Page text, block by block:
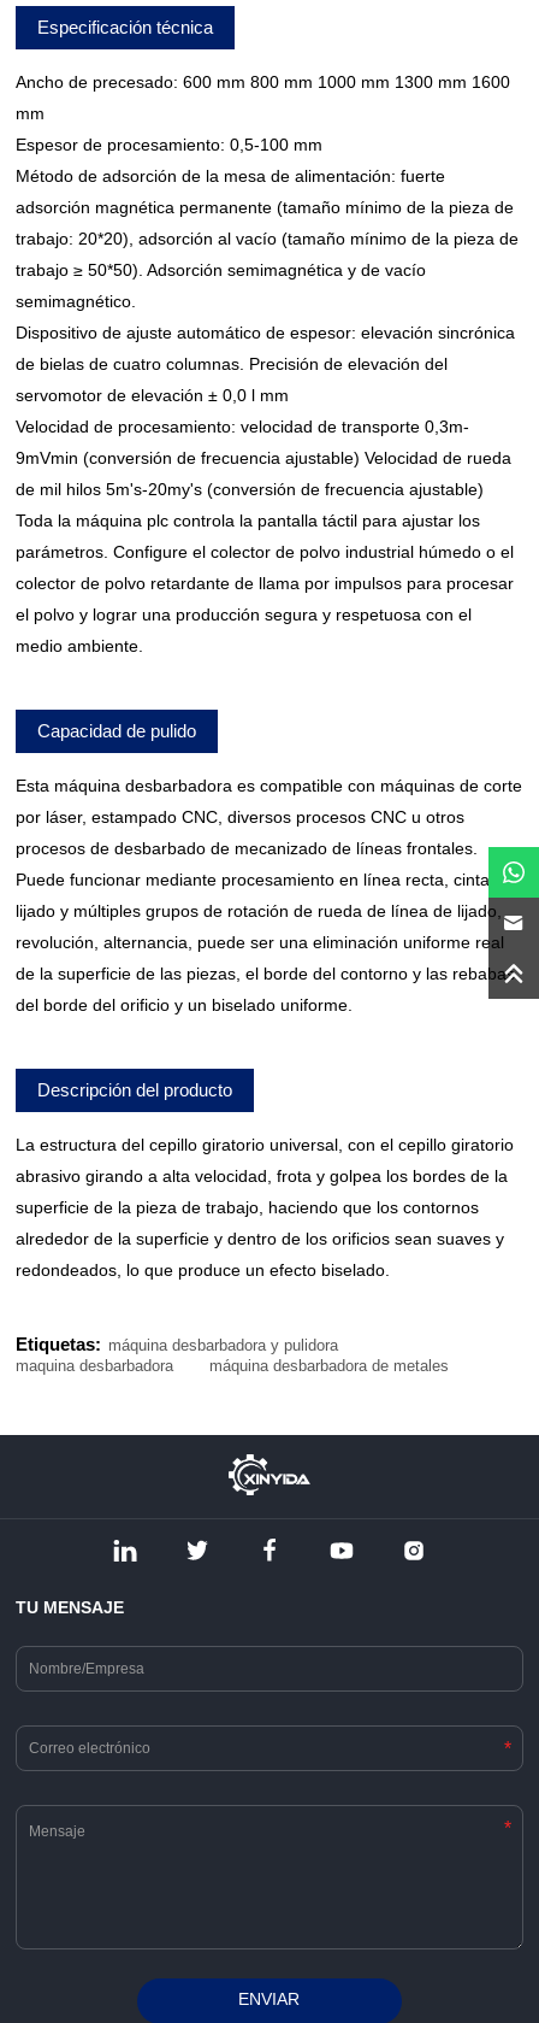
Especificación técnica
Ancho de precesado: 600 mm 800 mm 1000 mm 1300 mm 1600
mm
Espesor de procesamiento: 0,5-100 mm
Método de adsorción de la mesa de alimentación: fuerte
adsorción magnética permanente (tamaño mínimo de la pieza de
trabajo: 20*20), adsorción al vacío (tamaño mínimo de la pieza de
trabajo ≥ 50*50). Adsorción semimagnética y de vacío
semimagnético.
Dispositivo de ajuste automático de espesor: elevación sincrónica
de bielas de cuatro columnas. Precisión de elevación del
servomotor de elevación ± 0,0 l mm
Velocidad de procesamiento: velocidad de transporte 0,3m-
9mVmin (conversión de frecuencia ajustable) Velocidad de rueda
de mil hilos 5m's-20my's (conversión de frecuencia ajustable)
Toda la máquina plc controla la pantalla táctil para ajustar los
parámetros. Configure el colector de polvo industrial húmedo o el
colector de polvo retardante de llama por impulsos para procesar
el polvo y lograr una producción segura y respetuosa con el
medio ambiente.
Capacidad de pulido
Esta máquina desbarbadora es compatible con máquinas de corte
por láser, estampado CNC, diversos procesos CNC u otros
procesos de desbarbado de mecanizado de líneas frontales.
Puede funcionar mediante procesamiento en línea recta, cinta de
lijado y múltiples grupos de rotación de rueda de línea de lijado,
revolución, alternancia, puede ser una eliminación uniforme real
de la superficie de las piezas, el borde del contorno y las rebabas
del borde del orificio y un biselado uniforme.
Descripción del producto
La estructura del cepillo giratorio universal, con el cepillo giratorio
abrasivo girando a alta velocidad, frota y golpea los bordes de la
superficie de la pieza de trabajo, haciendo que los contornos
alrededor de la superficie y dentro de los orificios sean suaves y
redondeados, lo que produce un efecto biselado.
Etiquetas: máquina desbarbadora y pulidora
maquina desbarbadora
máquina desbarbadora de metales
TU MENSAJE
*
*
ENVIAR